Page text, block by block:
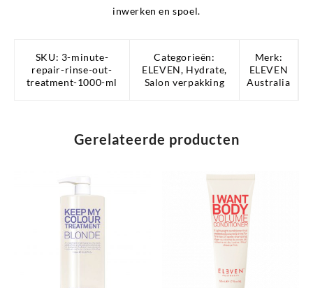
inwerken en spoel.
SKU: 3-minute-
repair-rinse-out-
treatment-1000-ml
Categorieën:
ELEVEN, Hydrate,
Salon verpakking
Merk:
ELEVEN
Australia
Gerelateerde producten